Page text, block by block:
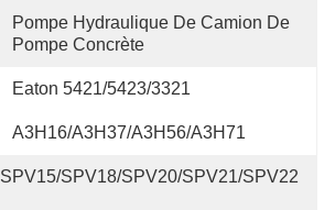
Pompe Hydraulique De Camion De
Pompe Concrète
Eaton 5421/5423/3321
A3H16/A3H37/A3H56/A3H71
SPV15/SPV18/SPV20/SPV21/SPV22